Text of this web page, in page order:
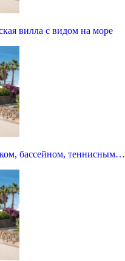
вилла с видом на море
бассейном, теннисным…